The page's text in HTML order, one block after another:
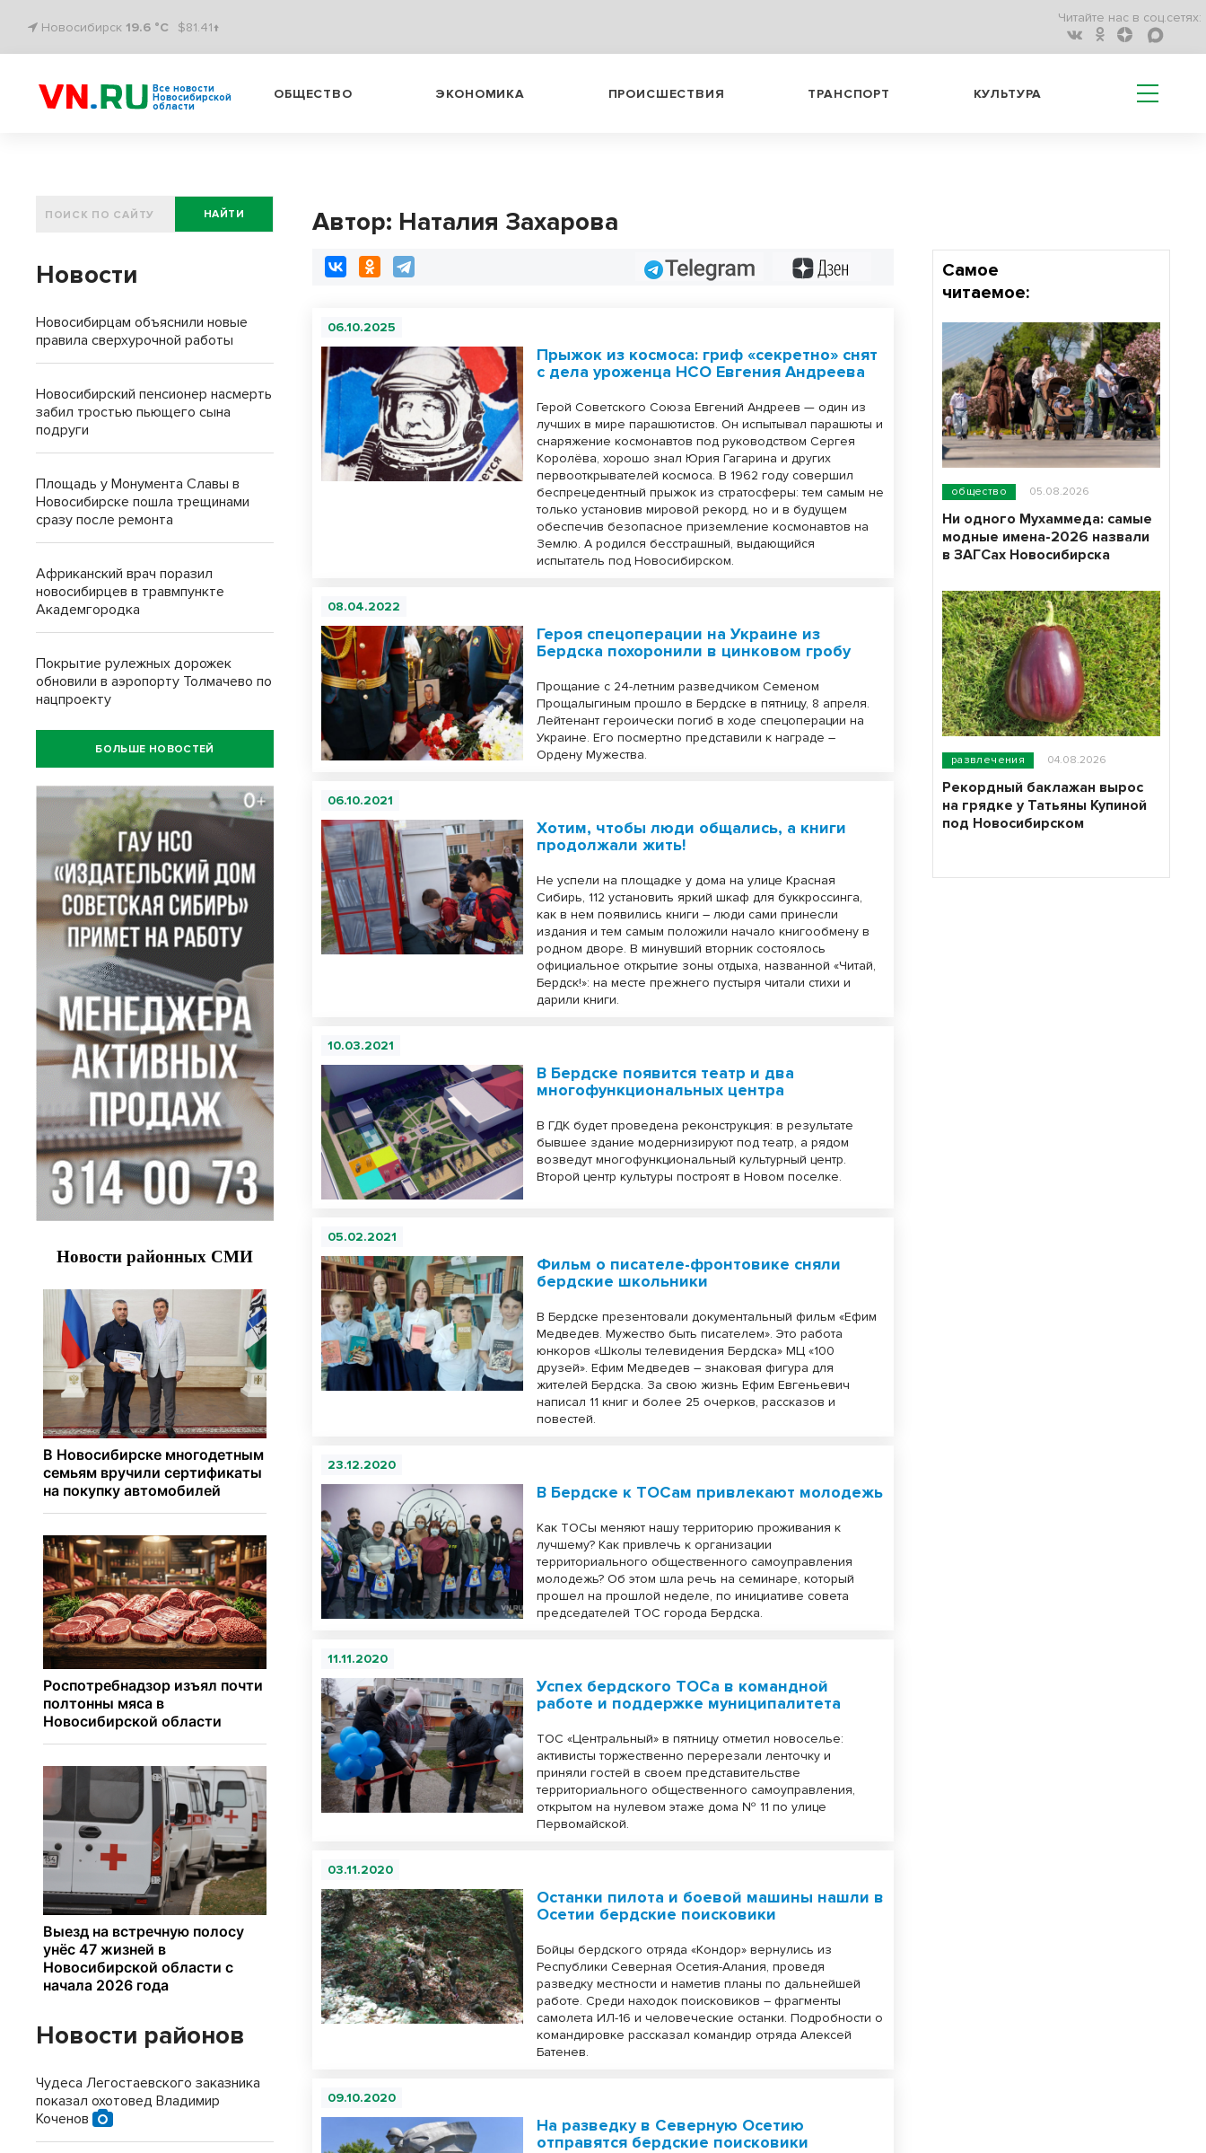
Новосибирск 19.6 °C $81.41↑
Читайте нас в соц.сетях:
Все новости
Новосибирской
области
ОБЩЕСТВО ЭКОНОМИКА ПРОИСШЕСТВИЯ ТРАНСПОРТ КУЛЬТУРА
Автор: Наталия Захарова
Telegram
06.10.2025
Прыжок из космоса: гриф «секретно» снят
с дела уроженца НСО Евгения Андреева
Герой Советского Союза Евгений Андреев — один из
лучших в мире парашютистов. Он испытывал парашюты и
снаряжение космонавтов под руководством Сергея
Королёва, хорошо знал Юрия Гагарина и других
первооткрывателей космоса. В 1962 году совершил
беспрецедентный прыжок из стратосферы: тем самым не
только установив мировой рекорд, но и в будущем
обеспечив безопасное приземление космонавтов на
Землю. А родился бесстрашный, выдающийся
испытатель под Новосибирском.
08.04.2022
Героя спецоперации на Украине из
Бердска похоронили в цинковом гробу
Прощание с 24-летним разведчиком Семеном
Прощалыгиным прошло в Бердске в пятницу, 8 апреля.
Лейтенант героически погиб в ходе спецоперации на
Украине. Его посмертно представили к награде –
Ордену Мужества.
06.10.2021
Хотим, чтобы люди общались, а книги
продолжали жить!
Не успели на площадке у дома на улице Красная
Сибирь, 112 установить яркий шкаф для буккроссинга,
как в нем появились книги – люди сами принесли
издания и тем самым положили начало книгообмену в
родном дворе. В минувший вторник состоялось
официальное открытие зоны отдыха, названной «Читай,
Бердск!»: на месте прежнего пустыря читали стихи и
дарили книги.
10.03.2021
В Бердске появится театр и два
многофункциональных центра
В ГДК будет проведена реконструкция: в результате
бывшее здание модернизируют под театр, а рядом
возведут многофункциональный культурный центр.
Второй центр культуры построят в Новом поселке.
05.02.2021
Фильм о писателе-фронтовике сняли
бердские школьники
В Бердске презентовали документальный фильм «Ефим
Медведев. Мужество быть писателем». Это работа
юнкоров «Школы телевидения Бердска» МЦ «100
друзей». Ефим Медведев – знаковая фигура для
жителей Бердска. За свою жизнь Ефим Евгеньевич
написал 11 книг и более 25 очерков, рассказов и
повестей.
23.12.2020
В Бердске к ТОСам привлекают молодежь
Как ТОСы меняют нашу территорию проживания к
лучшему? Как привлечь к организации
территориального общественного самоуправления
молодежь? Об этом шла речь на семинаре, который
прошел на прошлой неделе, по инициативе совета
председателей ТОС города Бердска.
11.11.2020
Успех бердского ТОСа в командной
работе и поддержке муниципалитета
ТОС «Центральный» в пятницу отметил новоселье:
активисты торжественно перерезали ленточку и
приняли гостей в своем представительстве
территориального общественного самоуправления,
открытом на нулевом этаже дома № 11 по улице
Первомайской.
03.11.2020
Останки пилота и боевой машины нашли в
Осетии бердские поисковики
Бойцы бердского отряда «Кондор» вернулись из
Республики Северная Осетия-Алания, проведя
разведку местности и наметив планы по дальнейшей
работе. Среди находок поисковиков – фрагменты
самолета ИЛ-16 и человеческие останки. Подробности о
командировке рассказал командир отряда Алексей
Батенев.
09.10.2020
На разведку в Северную Осетию
отправятся бердские поисковики
НАЙТИ
Новости
Новосибирцам объяснили новые
правила сверхурочной работы
Новосибирский пенсионер насмерть
забил тростью пьющего сына
подруги
Площадь у Монумента Славы в
Новосибирске пошла трещинами
сразу после ремонта
Африканский врач поразил
новосибирцев в травмпункте
Академгородка
Покрытие рулежных дорожек
обновили в аэропорту Толмачево по
нацпроекту
БОЛЬШЕ НОВОСТЕЙ
Новости районов
Чудеса Легостаевского заказника
показал охотовед Владимир
Коченов
Самое
читаемое:
общество 05.08.2026
Ни одного Мухаммеда: самые
модные имена-2026 назвали
в ЗАГСах Новосибирска
развлечения 04.08.2026
Рекордный баклажан вырос
на грядке у Татьяны Купиной
под Новосибирском